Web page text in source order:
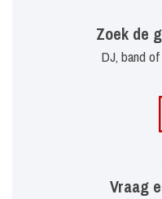
Zoek de
DJ, band
Vraag